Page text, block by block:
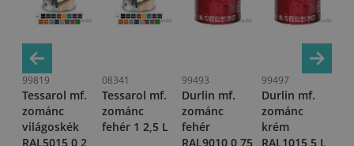
99819
Tessarol mf.
zománc
világoskék
RAL5015 0,2
08341
Tessarol mf.
zománc
fehér 1 2,5 L
99493
Durlin mf.
zománc
fehér
RAL9010 0,75
99497
Durlin mf.
zománc
krém
RAL1015 5 L